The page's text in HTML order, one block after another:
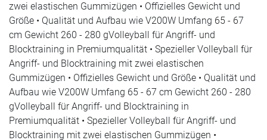
zwei elastischen Gummizügen • Offizielles Gewicht und
Größe • Qualität und Aufbau wie V200W Umfang 65 - 67
cm Gewicht 260 - 280 gVolleyball für Angriff- und
Blocktraining in Premiumqualität • Spezieller Volleyball für
Angriff- und Blocktraining mit zwei elastischen
Gummizügen • Offizielles Gewicht und Größe • Qualität und
Aufbau wie V200W Umfang 65 - 67 cm Gewicht 260 - 280
gVolleyball für Angriff- und Blocktraining in
Premiumqualität • Spezieller Volleyball für Angriff- und
Blocktraining mit zwei elastischen Gummizügen •